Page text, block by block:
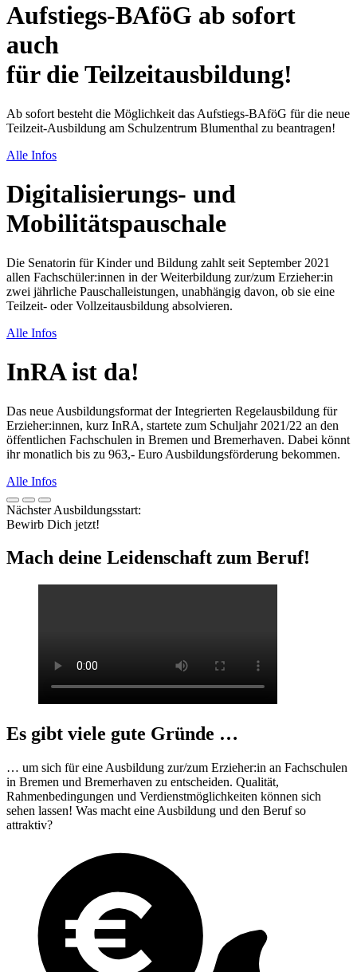
Aufstiegs-BAföG ab sofort
auch
für die Teilzeitausbildung!
Ab sofort besteht die Möglichkeit das Aufstiegs-BAföG für die neue
Teilzeit-Ausbildung am Schulzentrum Blumenthal zu beantragen!
Alle Infos
Digitalisierungs- und
Mobilitäts­pauschale
Die Senatorin für Kinder und Bildung zahlt seit September 2021
allen Fachschüler:innen in der Weiterbildung zur/zum Erzieher:in
zwei jährliche Pauschal­leistungen, unab­hängig davon, ob sie eine
Teilzeit- oder Vollzeit­ausbildung absolvieren.
Alle Infos
InRA ist da!
Das neue Ausbildungsformat der Integrierten Regel­ausbildung für
Erzieher:innen, kurz InRA, startete zum Schuljahr 2021/22 an den
öffentlichen Fachschulen in Bremen und Bremerhaven. Dabei könnt
ihr monatlich bis zu 963,- Euro Ausbildungsförderung bekommen.
Alle Infos
Nächster Ausbildungsstart:
Bewirb Dich jetzt!
Mach deine Leidenschaft zum Beruf!
Es gibt viele gute Gründe …
… um sich für eine Ausbildung zur/zum Erzieher:in an Fachschulen
in Bremen und Bremerhaven zu entscheiden. Qualität,
Rahmenbedingungen und Verdienstmöglichkeiten können sich
sehen lassen! Was macht eine Ausbildung und den Beruf so
attraktiv?